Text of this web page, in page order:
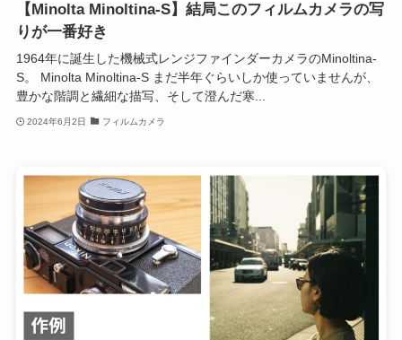
【Minolta Minoltina-S】結局このフィルムカメラの写
りが一番好き
1964年に誕生した機械式レンジファインダーカメラのMinoltina-
S。 Minolta Minoltina-S まだ半年ぐらいしか使っていませんが、
豊かな階調と繊細な描写、そして澄んだ寒...
2024年6月2日 フィルムカメラ